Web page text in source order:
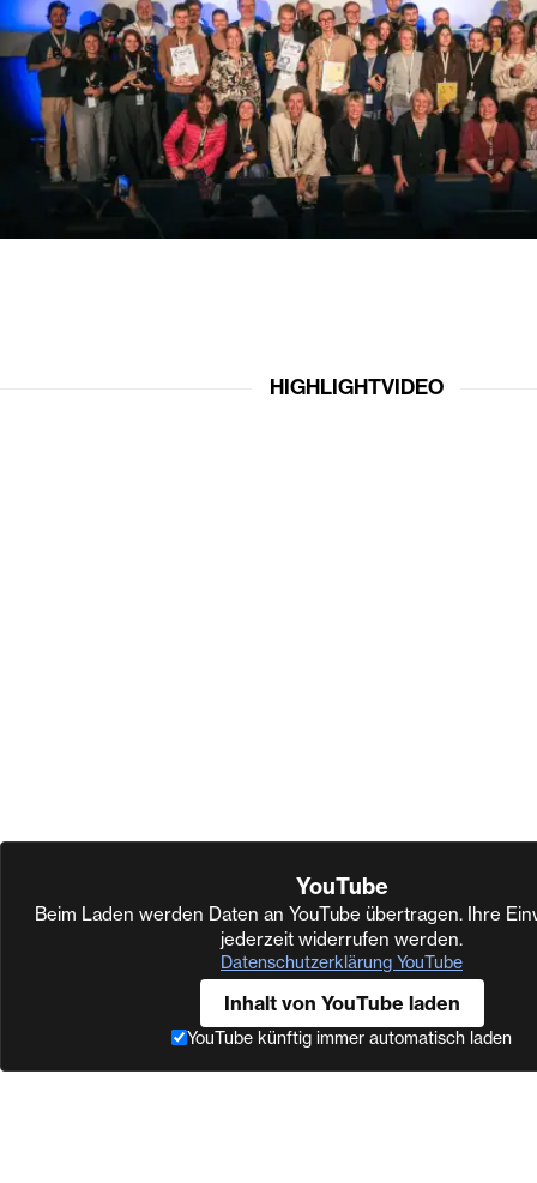
HIGHLIGHTVIDEO
YouTube
Beim Laden werden Daten an YouTube übertragen. Ihre
jederzeit widerrufen werden.
Datenschutzerklärung YouTube
Inhalt von YouTube laden
YouTube künftig immer automatisch laden